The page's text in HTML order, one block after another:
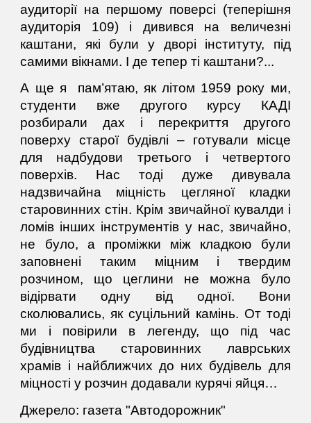
аудиторії на першому поверсі (теперішня
аудиторія 109) і дивився на величезні
каштани, які були у дворі інституту, під
самими вікнами. І де тепер ті каштани?...
А ще я пам’ятаю, як літом 1959 року ми,
студенти вже другого курсу КАДІ
розбирали дах і перекриття другого
поверху старої будівлі – готували місце
для надбудови третього і четвертого
поверхів. Нас тоді дуже дивувала
надзвичайна міцність цегляної кладки
старовинних стін. Крім звичайної кувалди і
ломів інших інструментів у нас, звичайно,
не було, а проміжки між кладкою були
заповнені таким міцним і твердим
розчином, що цеглини не можна було
відірвати одну від одної. Вони
сколювались, як суцільний камінь. От тоді
ми і повірили в легенду, що під час
будівництва старовинних лаврських
храмів і найближчих до них будівель для
міцності у розчин додавали курячі яйця…
Джерело: газета "Автодорожник"